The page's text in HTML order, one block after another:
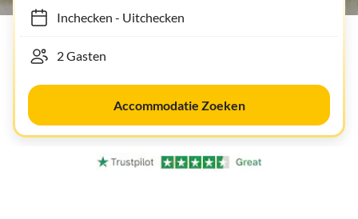
Inchecken- Uitchecken
Accommodatie Zoeken